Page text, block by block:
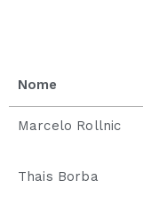
Nome
Marcelo Rollnic
Thais Borba